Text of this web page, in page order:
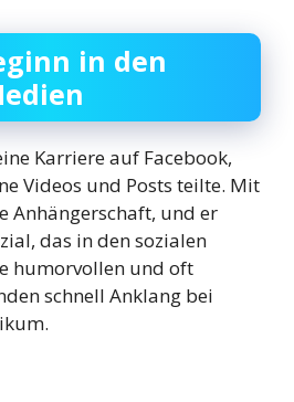
in den
Karriere auf Facebook,
Videos und Posts teilte. Mit
Anhängerschaft, und er
das in den sozialen
humorvollen und oft
schnell Anklang bei